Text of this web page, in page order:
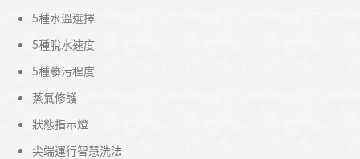
5種水溫選擇
5種脫水速度
5種髒污程度
蒸氣修護
狀態指示燈
尖端運行智慧洗法